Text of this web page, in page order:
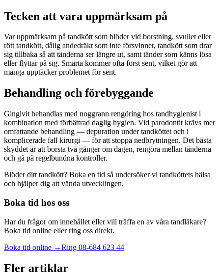
Tecken att vara uppmärksam på
Var uppmärksam på tandkött som blöder vid borstning, svullet eller
rött tandkött, dålig andedräkt som inte försvinner, tandkött som drar
sig tillbaka så att tänderna ser längre ut, samt tänder som känns lösa
eller flyttar på sig. Smärta kommer ofta först sent, vilket gör att
många upptäcker problemet för sent.
Behandling och förebyggande
Gingivit behandlas med noggrann rengöring hos tandhygienist i
kombination med förbättrad daglig hygien. Vid parodontit krävs mer
omfattande behandling — depuration under tandköttet och i
komplicerade fall kirurgi — för att stoppa nedbrytningen. Det bästa
skyddet är att borsta två gånger om dagen, rengöra mellan tänderna
och gå på regelbundna kontroller.
Blöder ditt tandkött? Boka en tid så undersöker vi tandköttets hälsa
och hjälper dig att vända utvecklingen.
Boka tid hos oss
Har du frågor om innehållet eller vill träffa en av våra tandläkare?
Boka tid online eller ring oss direkt.
Boka tid online →Ring 08-684 623 44
Fler artiklar